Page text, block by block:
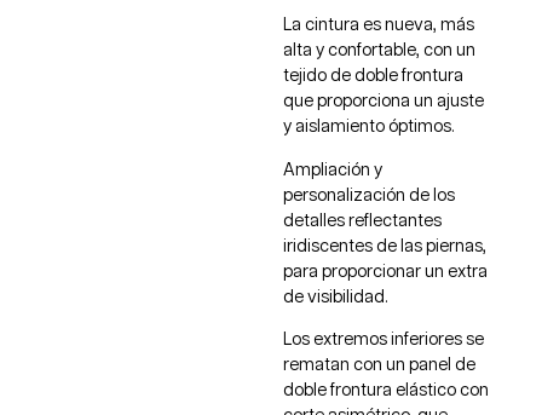
La cintura es nueva, más
alta y confortable, con un
tejido de doble frontura
que proporciona un ajuste
y aislamiento óptimos.
Ampliación y
personalización de los
detalles reflectantes
iridiscentes de las piernas,
para proporcionar un extra
de visibilidad.
Los extremos inferiores se
rematan con un panel de
doble frontura elástico con